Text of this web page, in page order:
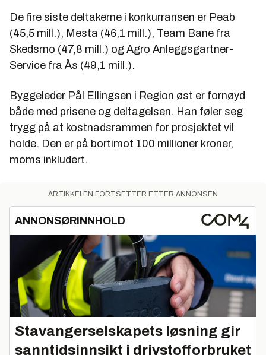
De fire siste deltakerne i konkurransen er Peab
(45,5 mill.), Mesta (46,1 mill.), Team Bane fra
Skedsmo (47,8 mill.) og Agro Anleggsgartner-
Service fra Ås (49,1 mill.).
Byggeleder Pål Ellingsen i Region øst er fornøyd
både med prisene og deltagelsen. Han føler seg
trygg på at kostnadsrammen for prosjektet vil
holde. Den er på bortimot 100 millioner kroner,
moms inkludert.
ARTIKKELEN FORTSETTER ETTER ANNONSEN
ANNONSØRINNHOLD
Stavangerselskapets løsning gir
sanntidsinnsikt i drivstofforbruket